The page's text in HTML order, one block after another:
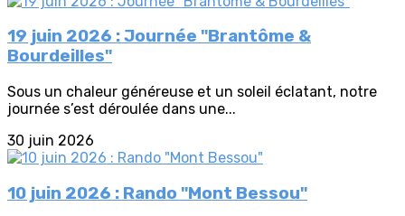
19 juin 2026 : Journée "Brantôme &
Bourdeilles"
Sous un chaleur généreuse et un soleil éclatant, notre
journée s’est déroulée dans une...
30 juin 2026
10 juin 2026 : Rando "Mont Bessou"